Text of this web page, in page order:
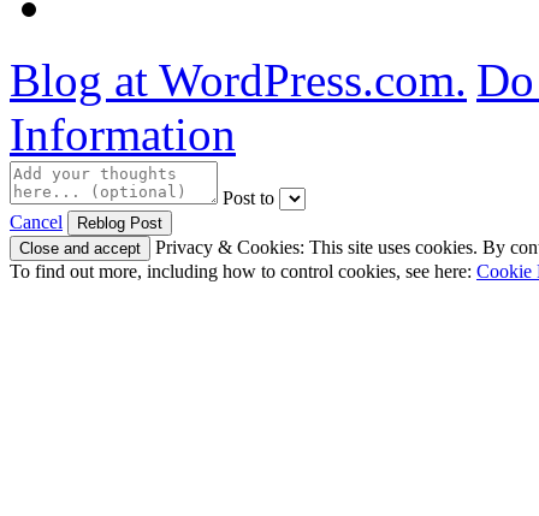
Blog at WordPress.com.
Information
Post to
Cancel
Privacy & Cookies: This site uses cookies. By
To find out more, including how to control cookies, see here: Cookie